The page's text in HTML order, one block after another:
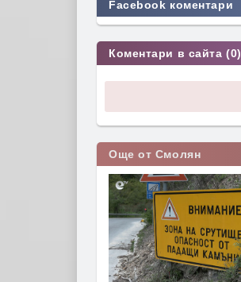
Facebook коментари
Коментари в сайта (0)
Още от Смолян